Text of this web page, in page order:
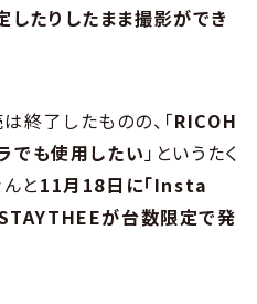
したりしたまま撮影ができ
終了したものの、「RICOH
でも使用したい 」というたく
と11月18日に「Insta
が台数限定で発